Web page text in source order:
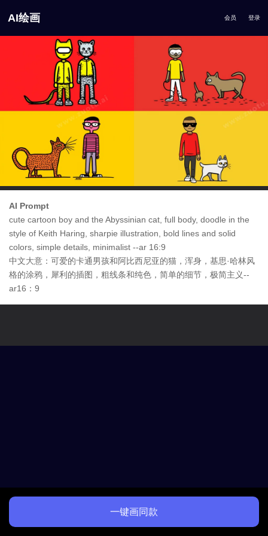
AI绘画 会员 登录
AI Prompt
cute cartoon boy and the Abyssinian cat, full body, doodle in the
style of Keith Haring, sharpie illustration, bold lines and solid
colors, simple details, minimalist --ar 16:9
中文大意：可爱的卡通男孩和阿比西尼亚的猫，浑身，基思·哈林风
格的涂鸦，犀利的插图，粗线条和纯色，简单的细节，极简主义--
ar16：9
一键画同款